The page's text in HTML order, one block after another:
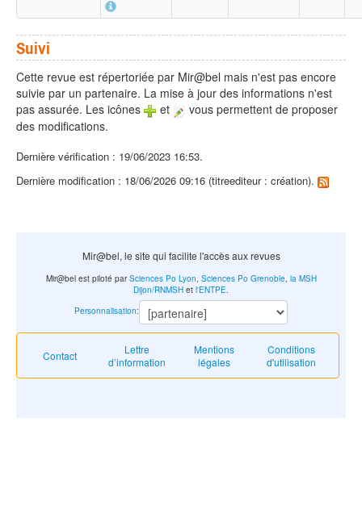
Suivi
Cette revue est répertoriée par Mir@bel mais n'est pas encore
suivie par un partenaire. La mise à jour des informations n'est
pas assurée. Les icônes
et
vous permettent de proposer
des modifications.
Dernière vérification : 19/06/2023 16:53.
Dernière modification : 18/06/2026 09:16 (titreediteur : création).
Mir@bel, le site qui facilite l'accès aux revues
Contact
Lettre
d’information
Mentions
légales
Conditions
d'utilisation
Mir@bel est piloté parSciences Po Lyon Sciences Po Grenoble, la MSH
Dijon/RNMSH et l'ENTPE
Personnalisation: